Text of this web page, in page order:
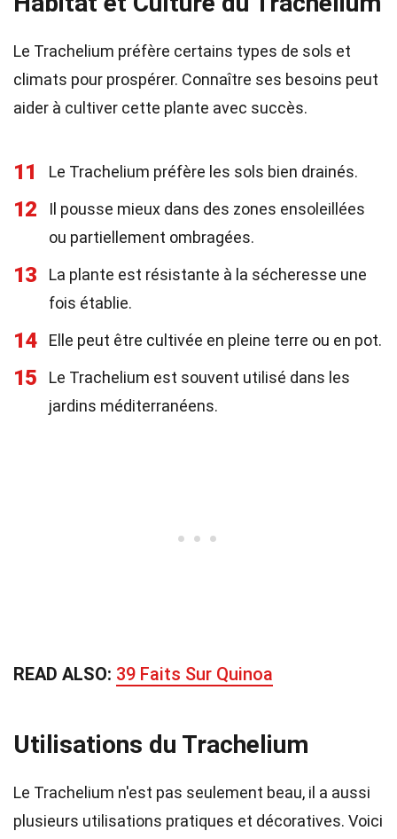
Le Trachelium préfère certains types de sols et
climats pour prospérer. Connaître ses besoins peut
aider à cultiver cette plante avec succès.
11 Le Trachelium préfère les sols bien drainés.
12
Il pousse mieux dans des zones ensoleillées
ou partiellement ombragées.
13
La plante est résistante à la sécheresse une
fois établie.
14 Elle peut être cultivée en pleine terre ou en pot.
15
Le Trachelium est souvent utilisé dans les
jardins méditerranéens.
READ ALSO: 39 Faits Sur Quinoa
Utilisations du Trachelium
Le Trachelium n'est pas seulement beau, il a aussi
plusieurs utilisations pratiques et décoratives. Voici